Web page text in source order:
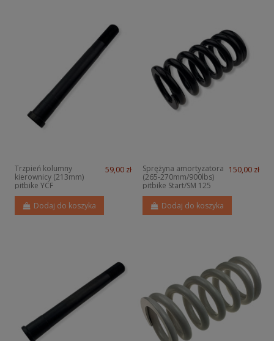
Trzpień kolumny
kierownicy (213mm)
pitbike YCF
59,00 zł
Dodaj do koszyka
Sprężyna amortyzatora
(265-270mm/900lbs)
pitbike Start/SM 125
YCF
150,00 zł
Dodaj do koszyka